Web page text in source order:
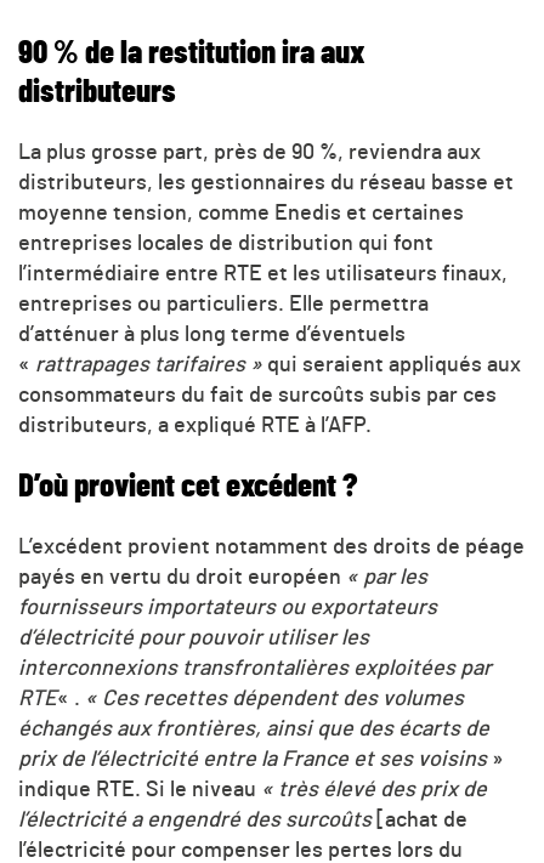
90 % de la restitution ira aux
distributeurs
La plus grosse part, près de 90 %, reviendra aux
distributeurs, les gestionnaires du réseau basse et
moyenne tension, comme Enedis et certaines
entreprises locales de distribution qui font
l’intermédiaire entre RTE et les utilisateurs finaux,
entreprises ou particuliers. Elle permettra
d’atténuer à plus long terme d’éventuels
« rattrapages tarifaires » qui seraient appliqués aux
consommateurs du fait de surcoûts subis par ces
distributeurs, a expliqué RTE à l’AFP.
D’où provient cet excédent ?
L’excédent provient notamment des droits de péage
payés en vertu du droit européen « par les
fournisseurs importateurs ou exportateurs
d’électricité pour pouvoir utiliser les
interconnexions transfrontalières exploitées par
RTE« . « Ces recettes dépendent des volumes
échangés aux frontières, ainsi que des écarts de
prix de l’électricité entre la France et ses voisins »
indique RTE. Si le niveau « très élevé des prix de
l’électricité a engendré des surcoûts[achat de
l’électricité pour compenser les pertes lors du